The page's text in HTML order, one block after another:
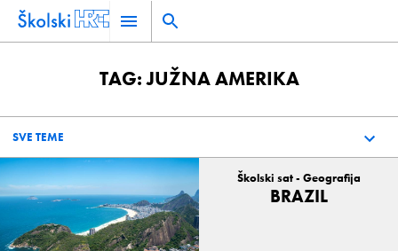
TAG: JUŽNA AMERIKA
Školski sat - Geografija
BRAZIL